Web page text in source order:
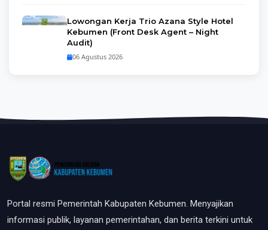
Lowongan Kerja Trio Azana Style Hotel
Kebumen (Front Desk Agent – Night
Audit)
06 Agustus 2026
Portal resmi Pemerintah Kabupaten Kebumen. Menyajikan
informasi publik, layanan pemerintahan, dan berita terkini untuk